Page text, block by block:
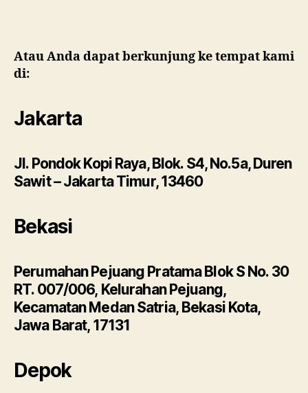
Atau Anda dapat berkunjung ke tempat kami
di:
Jakarta
Jl. Pondok Kopi Raya, Blok. S4, No.5a, Duren
Sawit – Jakarta Timur, 13460
Bekasi
Perumahan Pejuang Pratama Blok S No. 30
RT. 007/006, Kelurahan Pejuang,
Kecamatan Medan Satria, Bekasi Kota,
Jawa Barat, 17131
Depok